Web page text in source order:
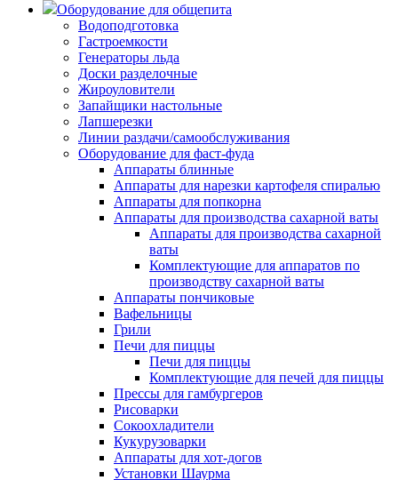
Оборудование для общепита
Водоподготовка
Гастроемкости
Генераторы льда
Доски разделочные
Жироуловители
Запайщики настольные
Лапшерезки
Линии раздачи/самообслуживания
Оборудование для фаст-фуда
Аппараты блинные
Аппараты для нарезки картофеля спиралью
Аппараты для попкорна
Аппараты для производства сахарной ваты
Аппараты для производства сахарной
ваты
Комплектующие для аппаратов по
производству сахарной ваты
Аппараты пончиковые
Вафельницы
Грили
Печи для пиццы
Печи для пиццы
Комплектующие для печей для пиццы
Прессы для гамбургеров
Рисоварки
Сокоохладители
Кукурузоварки
Аппараты для хот-догов
Установки Шаурма